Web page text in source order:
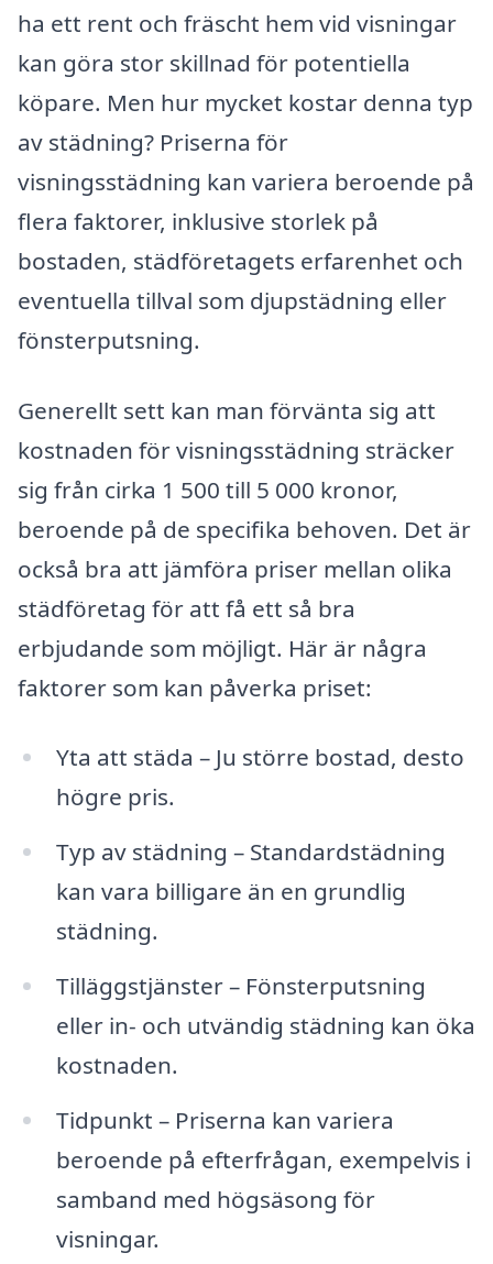
ha ett rent och fräscht hem vid visningar
kan göra stor skillnad för potentiella
köpare. Men hur mycket kostar denna typ
av städning? Priserna för
visningsstädning kan variera beroende på
flera faktorer, inklusive storlek på
bostaden, städföretagets erfarenhet och
eventuella tillval som djupstädning eller
fönsterputsning.
Generellt sett kan man förvänta sig att
kostnaden för visningsstädning sträcker
sig från cirka 1 500 till 5 000 kronor,
beroende på de specifika behoven. Det är
också bra att jämföra priser mellan olika
städföretag för att få ett så bra
erbjudande som möjligt. Här är några
faktorer som kan påverka priset:
Yta att städa – Ju större bostad, desto
högre pris.
Typ av städning – Standardstädning
kan vara billigare än en grundlig
städning.
Tilläggstjänster – Fönsterputsning
eller in- och utvändig städning kan öka
kostnaden.
Tidpunkt – Priserna kan variera
beroende på efterfrågan, exempelvis i
samband med högsäsong för
visningar.